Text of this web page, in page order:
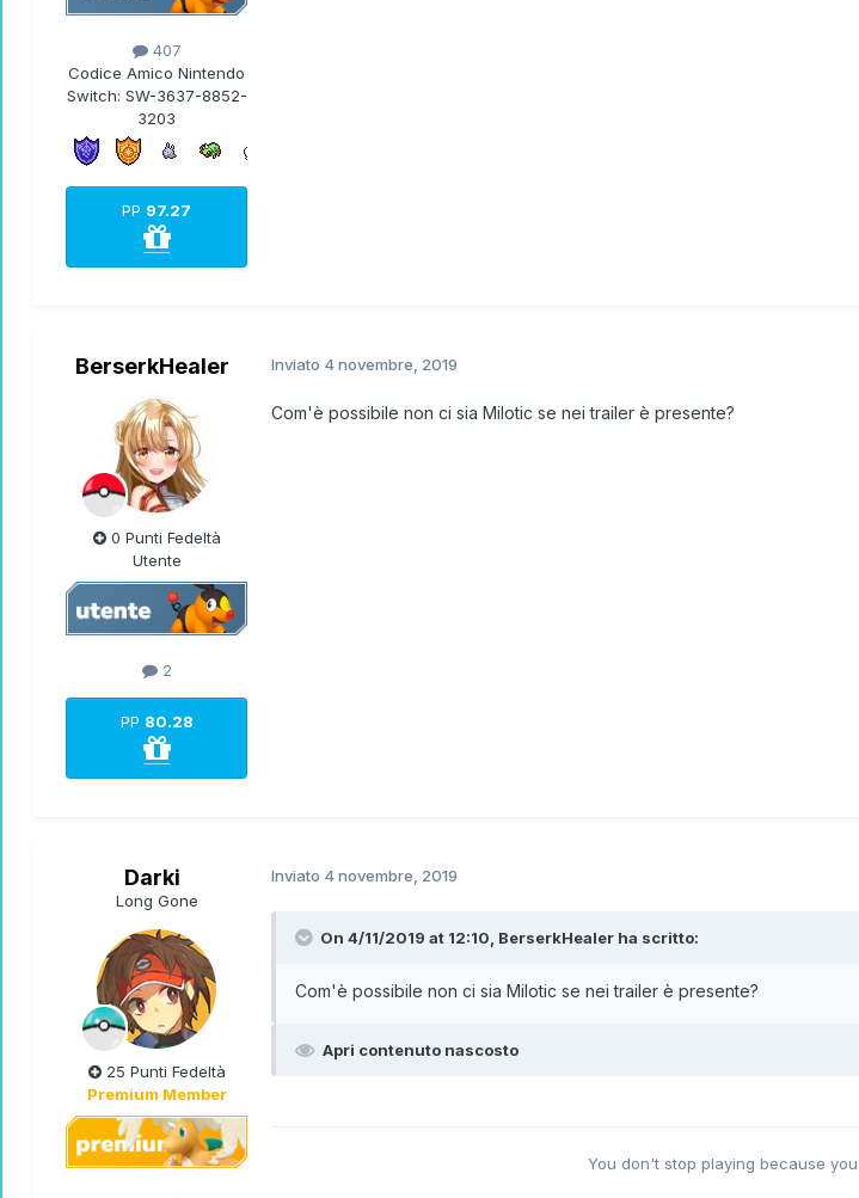
407
Codice Amico Nintendo
Switch: SW-3637-8852-
3203
PP 97.27
BerserkHealer
0 Punti Fedeltà
Utente
2
PP 80.28
Inviato 4 novembre, 2019
Com'è possibile non ci sia Milotic se nei trailer è presente?
Darki
Long Gone
25 Punti Fedeltà
Premium Member
Inviato 4 novembre, 2019
On 4/11/2019 at 12:10, BerserkHealer ha scritto:
Com'è possibile non ci sia Milotic se nei trailer è presente?
Apri contenuto nascosto
You don't stop playing because